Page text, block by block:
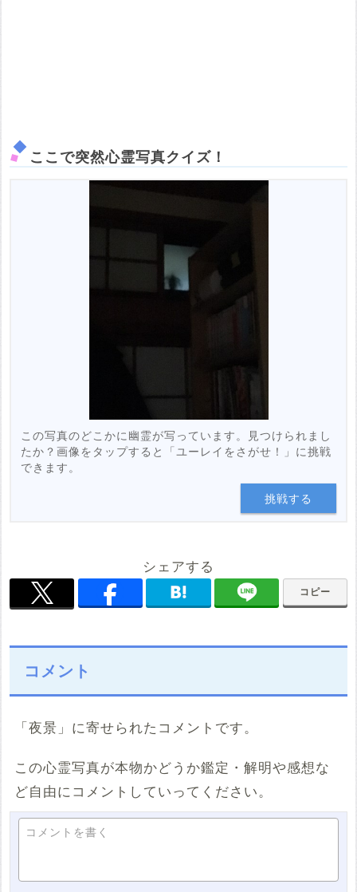
ここで突然心霊写真クイズ！
この写真のどこかに幽霊が写っています。見つけられまし
たか？画像をタップすると「ユーレイをさがせ！」に挑戦
できます。
挑戦する
シェアする
コピー
コメント
「夜景」に寄せられたコメントです。
この心霊写真が本物かどうか鑑定・解明や感想な
ど自由にコメントしていってください。
コメントを書く